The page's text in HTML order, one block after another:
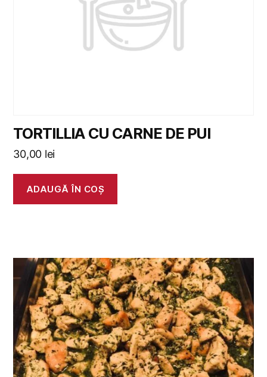
TORTILLIA CU CARNE DE PUI
30,00 lei
ADAUGĂ ÎN COȘ